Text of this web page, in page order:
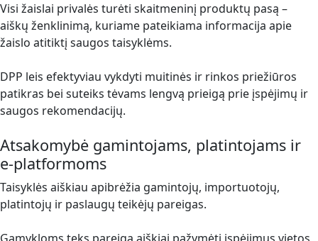
Visi žaislai privalės turėti skaitmeninį produktų pasą –
aiškų ženklinimą, kuriame pateikiama informacija apie
žaislo atitiktį saugos taisyklėms.
DPP leis efektyviau vykdyti muitinės ir rinkos priežiūros
patikras bei suteiks tėvams lengvą prieigą prie įspėjimų ir
saugos rekomendacijų.
Atsakomybė gamintojams, platintojams ir
e‑platformoms
Taisyklės aiškiau apibrėžia gamintojų, importuotojų,
platintojų ir paslaugų teikėjų pareigas.